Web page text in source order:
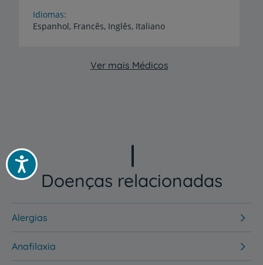
Acessibilidade
Idiomas
Espanhol, Francês, Inglês, Italiano
Ver mais Médicos
Doenças relacionadas
Alergias
Anafilaxia